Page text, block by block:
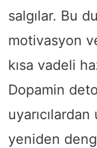
salgılar. Bu
motivasyon
kısa vadeli
Dopamin
yeniden